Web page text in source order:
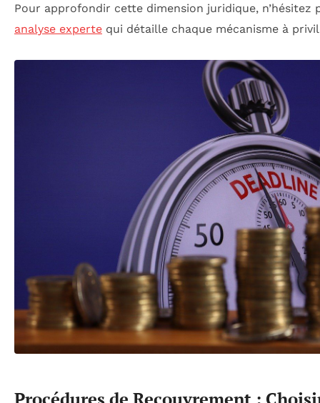
Pour approfondir cette dimension juridique, n’hésitez
analyse experte qui détaille chaque mécanisme à